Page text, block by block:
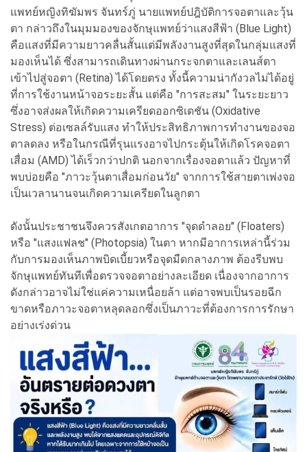
แพทย์หญิงทิฆัมพร จันทร์ภู่ นายแพทย์ปฎิบัติการจอตาและวุ้น
ตา กล่าวถึงในมุมมองของจักษุแพทย์ว่าแสงสีฟ้า (Blue Light)
คือแสงที่มีความยาวคลื่นสั้นแต่มีพลังงานสูงที่สุดในกลุ่มแสงที่
มองเห็นได้ ซึ่งสามารถเดินทางผ่านกระจกตาและเลนส์ตา
เข้าไปสู่จอตา (Retina) ได้โดยตรง ทั้งนี้ความน่ากังวลไม่ได้อยู่
ที่การใช้งานหน้าจอระยะสั้น แต่คือ "การสะสม" ในระยะยาว
ซึ่งอาจส่งผลให้เกิดความเครียดออกซิเดชัน (Oxidative
Stress) ต่อเซลล์รับแสง ทำให้ประสิทธิภาพการทำงานของจอ
ตาลดลง หรือในกรณีที่รุนแรงอาจไปกระตุ้นให้เกิดโรคจอตา
เสื่อม (AMD) ได้เร็วกว่าปกติ นอกจากเรื่องจอตาแล้ว ปัญหาที่
พบบ่อยคือ "ภาวะวุ้นตาเสื่อมก่อนวัย" จากการใช้สายตาเพ่งจอ
เป็นเวลานานจนเกิดความเครียดในลูกตา
ดังนั้นประชาชนจึงควรสังเกตอาการ "จุดดำลอย" (Floaters)
หรือ "แสงแฟลช" (Photopsia) ในตา หากมีอาการเหล่านี้ร่วม
กับการมองเห็นภาพบิดเบี้ยวหรือจุดมืดกลางภาพ ต้องรีบพบ
จักษุแพทย์ทันทีเพื่อตรวจจอตาอย่างละเอียด เนื่องจากอาการ
ดังกล่าวอาจไม่ใช่แค่ความเหนื่อยล้า แต่อาจพบเป็นรอยฉีก
ขาดหรือภาวะจอตาหลุดลอกซึ่งเป็นภาวะที่ต้องการการรักษา
อย่างเร่งด่วน